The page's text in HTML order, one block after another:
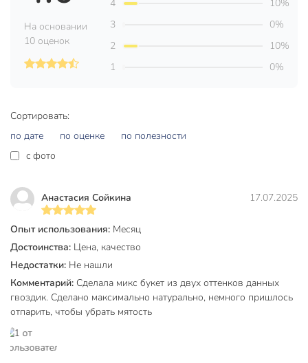
Техническая информация
Размер, см
Страна производства
Цвет
Тип
Назначение
в прихожую
в спальню
Сортировать:
по дате
по оценке
по полезности
c фото
Анастасия Сойкина 17.07.2025
Опыт использования: Месяц
Достоинства: Цена, качество
Недостатки: Не нашли
Комментарий: Сделала микс букет из двух оттенков данных
гвоздик. Сделано максимально натурально, немного пришлось
отпарить, чтобы убрать мятость
На основании
10 оценок
4
10%
3
0%
2
10%
1
0%